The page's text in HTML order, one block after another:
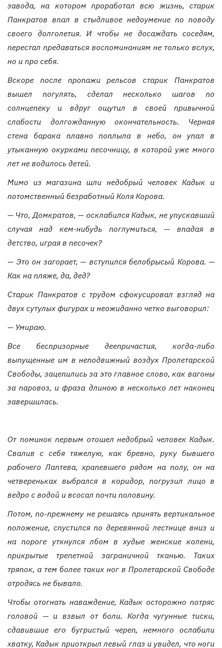
завода, на котором проработал всю жизнь, старик
Панкратов впал в стыдливое недоумение по поводу
своего долголетия. И чтобы не досаждать соседям,
перестал предаваться воспоминаниям не только вслух,
но и про себя.
Вскоре после пропажи рельсов старик Панкратов
вышел погулять, сделал несколько шагов по
солнцепеку и вдруг ощутил в своей привычной
слабости долгожданную окончательность. Черная
стена барака плавно поплыла в небо, он упал в
утыканную окурками песочницу, в которой уже много
лет не водилось детей.
Мимо из магазина шли недобрый человек Кадык и
потомственный безработный Коля Корова.
— Что, Домкратов, — осклабился Кадык, не упускавший
случая над кем-нибудь поглумиться, — впадая в
детство, играя в песочек?
— Это он загорает, — вступился белобрысый Корова. —
Как на пляже, да, дед?
Старик Панкратов с трудом сфокусировал взгляд на
двух сутулых фигурах и неожиданно четко выговорил:
— Умираю.
Все беспризорные деепричастия, когда-либо
выпущенные им в неподвижный воздух Пролетарской
Свободы, зацепились за это главное слово, как вагоны
за паровоз, и фраза длиною в несколько лет наконец
завершилась.
От поминок первым отошел недобрый человек Кадык.
Свалив с себя тяжелую, как бревно, руку бывшего
рабочего Лаптева, храпевшего рядом на полу, он на
четвереньках выбрался в коридор, погрузил лицо в
ведро с водой и всосал почти половину.
Потом, по-прежнему не решаясь принять вертикальное
положение, спустился по деревянной лестнице вниз и
на пороге уткнулся лбом в худые женские колени,
прикрытые трепетной заграничной тканью. Таких
тряпок, а тем более таких ног в Пролетарской Свободе
отродясь не бывало.
Чтобы отогнать наваждение, Кадык осторожно потряс
головой — и взвыл от боли. Когда чугунные тиски,
сдавившие его бугристый череп, немного ослабили
хватку, Кадык приоткрыл левый глаз и увидел, что ноги